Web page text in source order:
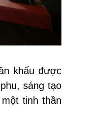
khấu được
sáng tạo
tinh thần